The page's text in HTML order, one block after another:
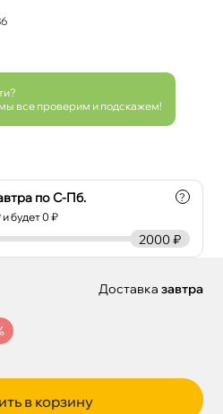
, мы все проверим и подскажем!
по С-Пб.
и будет 0 ₽
?
2000 ₽
Доставка завтра
в корзину